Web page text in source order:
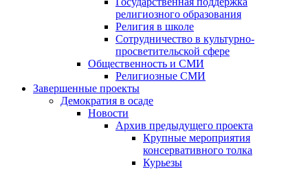
религиозного образования
Религия в школе
Сотрудничество в культурно-
просветительской сфере
Общественность и СМИ
Религиозные СМИ
Завершенные проекты
Демократия в осаде
Новости
Архив предыдущего проекта
Крупные мероприятия
консервативного толка
Курьезы